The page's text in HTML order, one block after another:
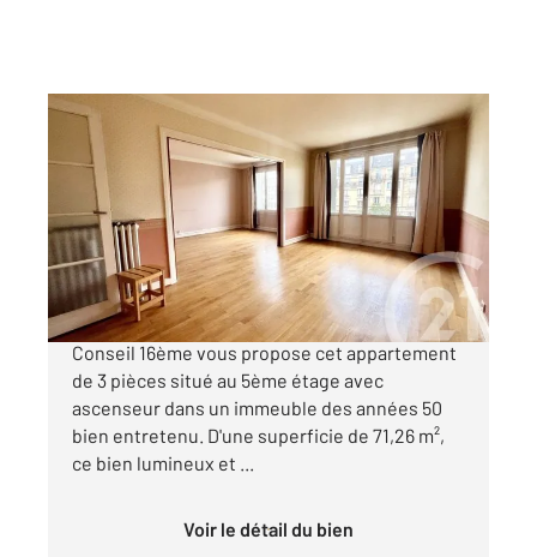
PARIS 75016
72 m
, 3 pièces
Ref : 11101
Appartement F3 à vendre
598 000 €
EXELMANS Votre agence Century 21 Via
Conseil 16ème vous propose cet appartement
de 3 pièces situé au 5ème étage avec
ascenseur dans un immeuble des années 50
bien entretenu. D'une superficie de 71,26 m²,
ce bien lumineux et ...
Voir le détail du bien